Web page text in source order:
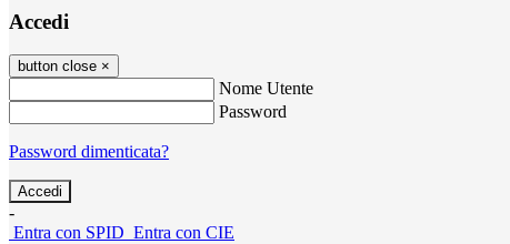
Accedi
button close ×
Nome Utente
Password
Password dimenticata?
-
Entra con SPID Entra con CIE